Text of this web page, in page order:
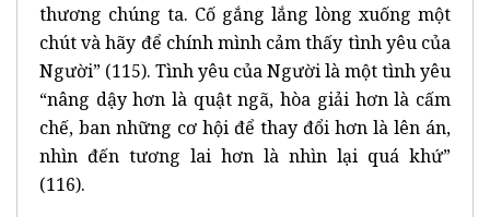
thương chúng ta. Cố gắng lắng lòng xuống một
chút và hãy để chính mình cảm thấy tình yêu của
Người” (115). Tình yêu của Người là một tình yêu
“nâng dậy hơn là quật ngã, hòa giải hơn là cấm
chế, ban những cơ hội để thay đổi hơn là lên án,
nhìn đến tương lai hơn là nhìn lại quá khứ”
(116).